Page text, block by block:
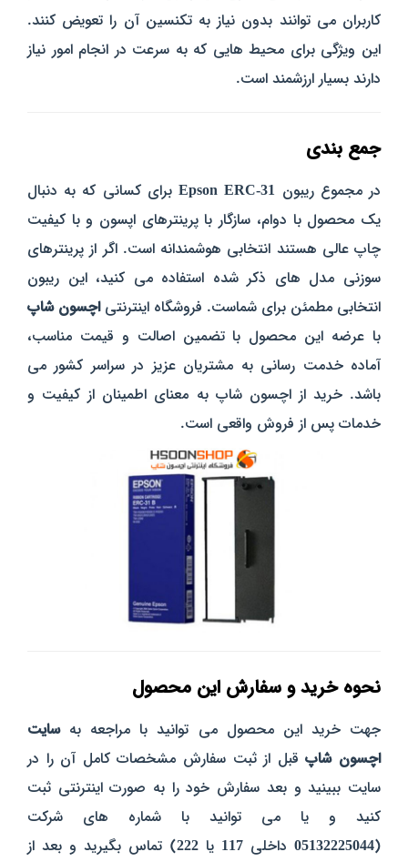
کاربران می‌ توانند بدون نیاز به تکنسین آن را تعویض کنند.
این ویژگی برای محیط‌ هایی که به سرعت در انجام امور نیاز
دارند بسیار ارزشمند است.
جمع‌ بندی
در مجموع ریبون Epson ERC-31برای کسانی که به دنبال
یک محصول با دوام، سازگار با پرینترهای اپسون و با کیفیت
چاپ عالی هستند انتخابی هوشمندانه است. اگر از پرینترهای
سوزنی مدل‌ های ذکر شده استفاده می‌ کنید، این ریبون
انتخابی مطمئن برای شماست. فروشگاه اینترنتیاچسون شاپ
با عرضه این محصول با تضمین اصالت و قیمت مناسب،
آماده خدمت‌ رسانی به مشتریان عزیز در سراسر کشور می‌
باشد. خرید از اچسون شاپ به معنای اطمینان از کیفیت و
خدمات پس از فروش واقعی است.
نحوه خرید و سفارش این محصول
جهت خرید این محصول می توانید با مراجعه بهسایت
اچسون شاپقبل از ثبت سفارش مشخصات کامل آن را در
سایت ببینید و بعد سفارش خود را به صورت اینترنتی ثبت
کنید و یا می توانید با شماره های شرکت
(
05132225044داخلی117 یا222) تماس بگیرید و بعد از